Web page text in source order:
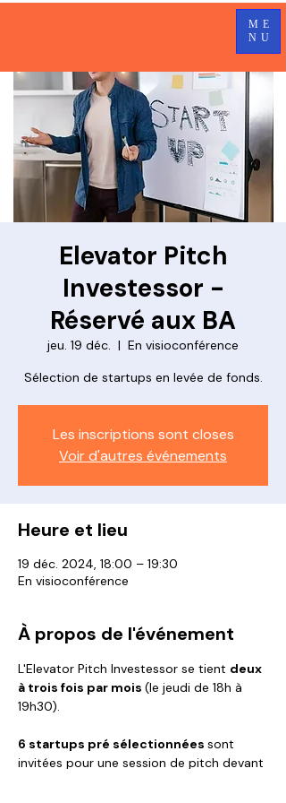
ME
NU
Elevator Pitch
Investessor -
Réservé aux BA
jeu. 19 déc.
  |
En visioconférence
Sélection de startups en levée de fonds.
Les inscriptions sont closes
Voir d'autres événements
Heure et lieu
19 déc. 2024, 18:00 – 19:30
En visioconférence
À propos de l'événement
L'Elevator Pitch Investessor se tient deux
à trois fois par mois (le jeudi de 18h à
19h30).
6 startups pré sélectionnées sont
invitées pour une session de pitch devant